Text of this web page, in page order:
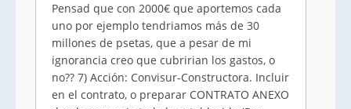
Pensad que con 2000€ que aportemos cada
uno por ejemplo tendriamos más de 30
millones de psetas, que a pesar de mi
ignorancia creo que cubririan los gastos, o
no?? 7) Acción: Convisur-Constructora. Incluir
en el contrato, o preparar CONTRATO ANEXO